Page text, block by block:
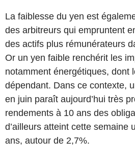
La faiblesse du yen est
des arbitreurs qui empruntent
des actifs plus rémunérateurs
Or un yen faible renchérit les
notamment énergétiques, dont
dépendant. Dans ce contexte,
en juin paraît aujourd’hui très
rendements à 10 ans des
d’ailleurs atteint cette semaine
ans, autour de 2,7%.